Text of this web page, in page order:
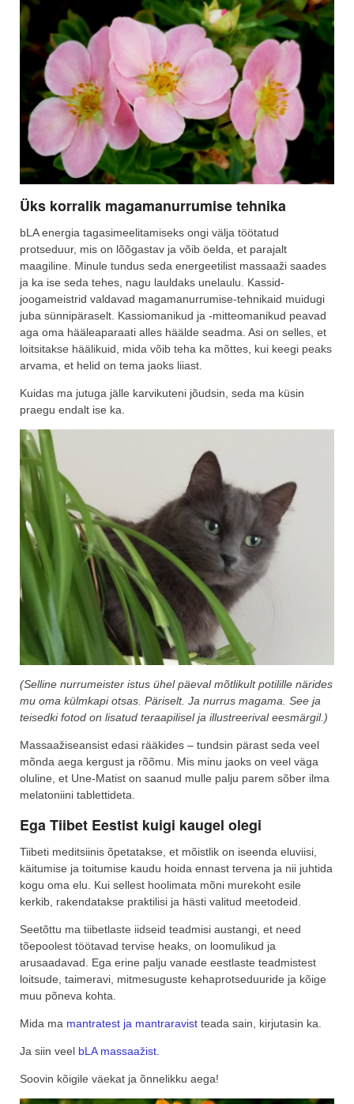
Üks korralik magamanurrumise tehnika
bLA energia tagasimeelitamiseks ongi välja töötatud
protseduur, mis on lõõgastav ja võib öelda, et parajalt
maagiline. Minule tundus seda energeetilist massaaži saades
ja ka ise seda tehes, nagu lauldaks unelaulu. Kassid-
joogameistrid valdavad magamanurrumise-tehnikaid muidugi
juba sünnipäraselt. Kassiomanikud ja -mitteomanikud peavad
aga oma hääleaparaati alles häälde seadma. Asi on selles, et
loitsitakse häälikuid, mida võib teha ka mõttes, kui keegi peaks
arvama, et helid on tema jaoks liiast.
Kuidas ma jutuga jälle karvikuteni jõudsin, seda ma küsin
praegu endalt ise ka.
(Selline nurrumeister istus ühel päeval mõtlikult potilille närides
mu oma külmkapi otsas. Päriselt. Ja nurrus magama. See ja
teisedki fotod on lisatud teraapilisel ja illustreerival eesmärgil.)
Massaažiseansist edasi rääkides – tundsin pärast seda veel
mõnda aega kergust ja rõõmu. Mis minu jaoks on veel väga
oluline, et Une-Matist on saanud mulle palju parem sõber ilma
melatoniini tablettideta.
Ega Tiibet Eestist kuigi kaugel olegi
Tiibeti meditsiinis õpetatakse, et mõistlik on iseenda eluviisi,
käitumise ja toitumise kaudu hoida ennast tervena ja nii juhtida
kogu oma elu. Kui sellest hoolimata mõni murekoht esile
kerkib, rakendatakse praktilisi ja hästi valitud meetodeid.
Seetõttu ma tiibetlaste iidseid teadmisi austangi, et need
tõepoolest töötavad tervise heaks, on loomulikud ja
arusaadavad. Ega erine palju vanade eestlaste teadmistest
loitsude, taimeravi, mitmesuguste kehaprotseduuride ja kõige
muu põneva kohta.
Mida ma mantratest ja mantraravist teada sain, kirjutasin ka.
Ja siin veel bLA massaažist.
Soovin kõigile väekat ja õnnelikku aega!